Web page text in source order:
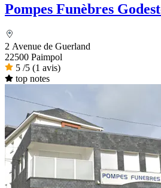
Pompes Funèbres
2 Avenue de Guerland
22500 Paimpol
5 /5 (1 avis)
top notes